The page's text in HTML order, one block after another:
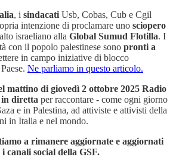
, i sindacati Usb, Cobas, Cub e Cgil
intenzione di proclamare uno sciopero
israeliano alla Global Sumud Flotilla. I
con il popolo palestinese sono pronti a
in campo iniziative di blocco
Ne parliamo in questo articolo.
mattino di giovedì 2 ottobre 2025 Radio
diretta per raccontare - come ogni giorno
e in Palestina, ad attiviste e attivisti della
in Italia e nel mondo.
a rimanere aggiornate e aggiornati
canali social della GSF.